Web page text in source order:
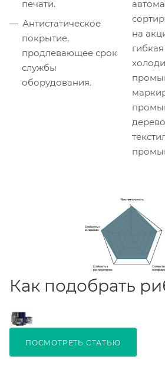
печати.
Антистатическое
покрытие,
продлевающее срок
службы
оборудования.
на
Как подобрать
ПОСМОТРЕТЬ СТАТЬЮ